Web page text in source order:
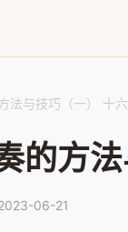
法与技巧（一） 十
的方
06-21